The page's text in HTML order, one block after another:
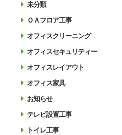
未分類
ＯＡフロア工事
オフィスクリーニング
オフィスセキュリティー
オフィスレイアウト
オフィス家具
お知らせ
テレビ設置工事
トイレ工事